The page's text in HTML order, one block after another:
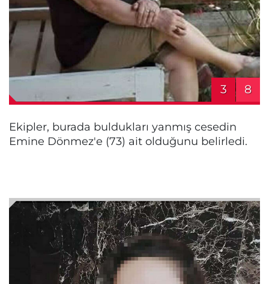
3 8
Ekipler, burada buldukları yanmış cesedin
Emine Dönmez'e (73) ait olduğunu belirledi.